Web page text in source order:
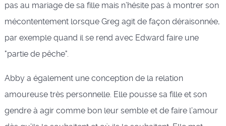
pas au mariage de sa fille mais n’hésite pas à montrer son
mécontentement lorsque Greg agit de façon déraisonnée,
par exemple quand il se rend avec Edward faire une
"partie de pêche".
Abby a également une conception de la relation
amoureuse très personnelle. Elle pousse sa fille et son
gendre à agir comme bon leur semble et de faire l’amour